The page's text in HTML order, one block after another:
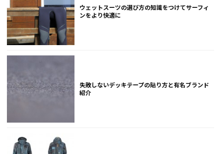
ウェットスーツの選び方の知識をつけてサーフィ
ンをより快適に
失敗しないデッキテープの貼り方と有名ブランド
紹介